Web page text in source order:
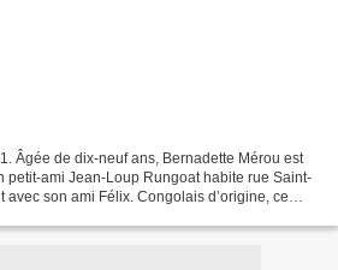
Âgée de dix-neuf ans, Bernadette Mérou est
petit-ami Jean-Loup Rungoat habite rue Saint-
avec son ami Félix. Congolais d’origine, ce